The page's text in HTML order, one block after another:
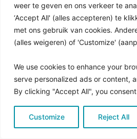
weer te geven en ons verkeer te
‘Accept All' (alles accepteren) te
met ons gebruik van cookies.
(alles weigeren) of 'Customize'
We use cookies to enhance your
serve personalized ads or content,
By clicking "Accept All", you
Customize Reject All
Copyright © 2026 Pro Bono
met